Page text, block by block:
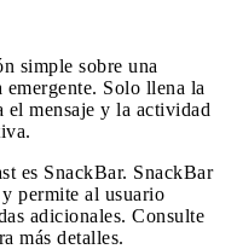
simple sobre una
emergente. Solo llena la
el mensaje y la actividad
es SnackBar. SnackBar
permite al usuario
adicionales. Consulte
más detalles.